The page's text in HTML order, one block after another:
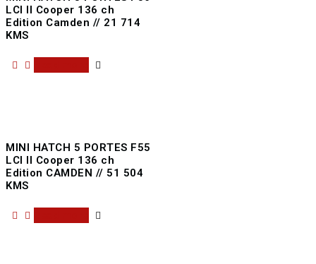
LCI II Cooper 136 ch
Edition Camden // 21 714
KMS
MINI HATCH 5 PORTES F55
LCI II Cooper 136 ch
Edition CAMDEN // 51 504
KMS